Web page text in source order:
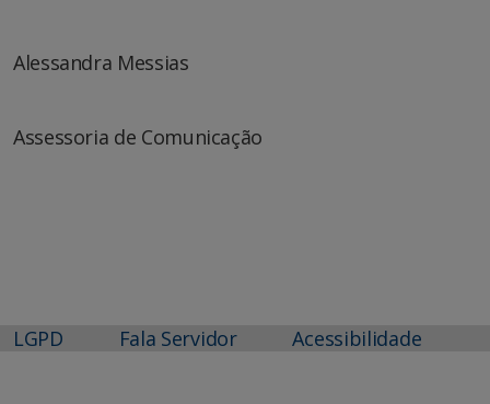
Alessandra Messias
Assessoria de Comunicação
LGPD Fala Servidor Acessibilidade